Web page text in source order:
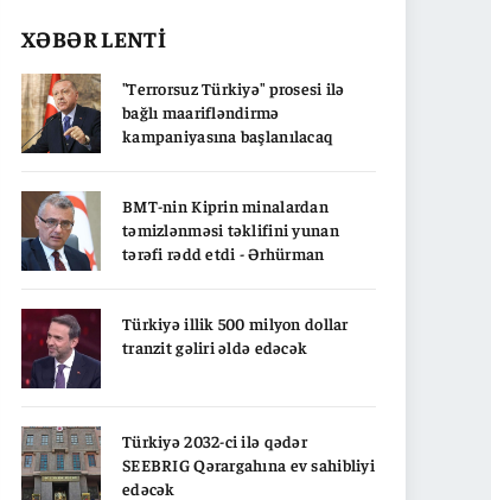
XƏBƏR LENTİ
"Terrorsuz Türkiyə" prosesi ilə
bağlı maarifləndirmə
kampaniyasına başlanılacaq
BMT-nin Kiprin minalardan
təmizlənməsi təklifini yunan
tərəfi rədd etdi - Ərhürman
Türkiyə illik 500 milyon dollar
tranzit gəliri əldə edəcək
Türkiyə 2032-ci ilə qədər
SEEBRIG Qərargahına ev sahibliyi
edəcək